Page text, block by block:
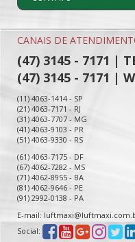
CANAIS DE
(47) 3145 - 7171 |
(47) 3145 - 7171 |
(11) 4063-1414 - SP
(21) 4063-7171 - RJ
(31) 4063-7707 - MG
(41) 4063-9103 - PR
(51) 4063-9330 - RS
(61) 4063-7175 - DF
(67) 4062-7282 - MS
(71) 4062-8955 - BA
(81) 4062-9646 - PE
(91) 2992-0138 - PA
E-mail:
Social: